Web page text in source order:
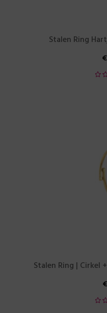
Stalen Ring
€
Stalen Ring | Cirkel
€